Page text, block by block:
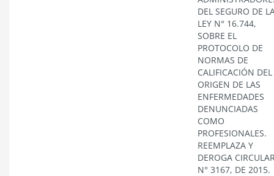
DEL SEGURO DE
LEY N° 16.744,
SOBRE EL
PROTOCOLO DE
NORMAS DE
CALIFICACIÓN DEL
ORIGEN DE LAS
ENFERMEDADES
DENUNCIADAS
COMO
PROFESIONALES.
REEMPLAZA Y
DEROGA
N° 3167, DE 2015.